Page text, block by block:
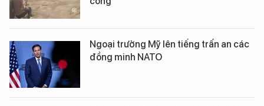
Ngoại trưởng Mỹ lên tiếng trấn an các
đồng minh NATO